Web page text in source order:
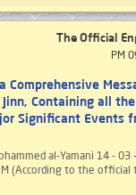
The Official
Comprehensive
Jinn, Containing all
Significant Events
Mohammed al-Yamani 14 -
(According to the official